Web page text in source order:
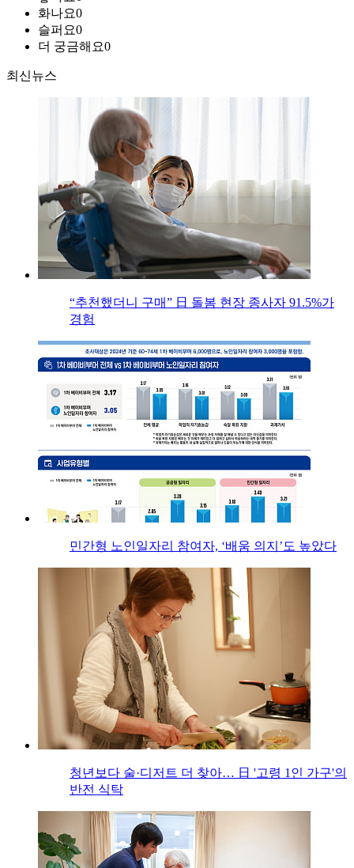
화나요0
슬퍼요0
더 궁금해요0
최신뉴스
“추천했더니 구매” 日 돌봄 현장 종사자 91.5%가
경험
민간형 노인일자리 참여자, ‘배움 의지’도 높았다
청년보다 술·디저트 더 찾아… 日 '고령 1인 가구'의
반전 식탁